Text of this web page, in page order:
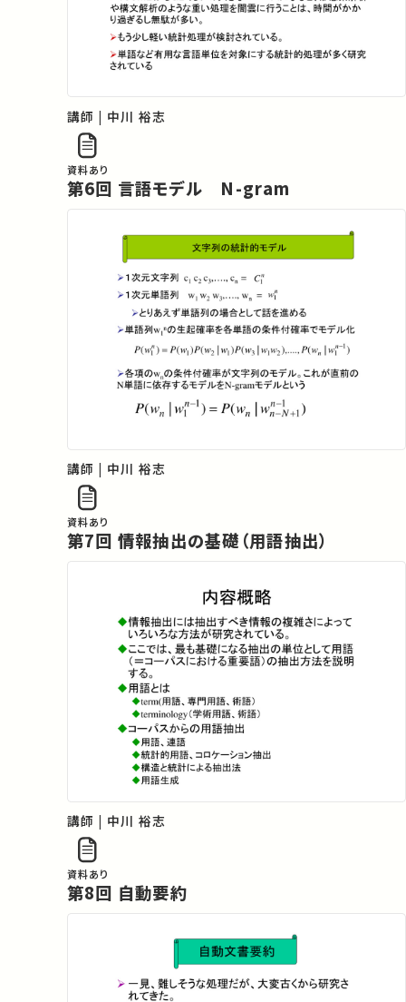
講師 | 中川 裕志
資料あり
第6回 言語モデル N-gram
講師 | 中川 裕志
資料あり
第7回 情報抽出の基礎（用語抽出）
講師 | 中川 裕志
資料あり
第8回 自動要約